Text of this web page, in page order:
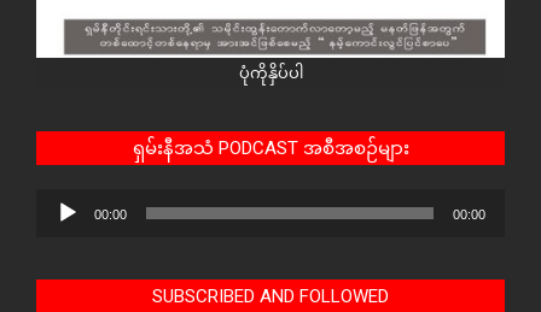
ပုံကိုနှိပ်ပါ
ရှမ်းနီအသံ PODCAST အစီအစဉ်များ
Audio
00:00 00:00
SUBSCRIBED AND FOLLOWED